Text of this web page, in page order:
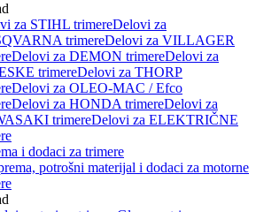
za STIHL trimereDelovi za
trimereDelovi za VILLAGER
Delovi za DEMON trimereDelovi za
trimereDelovi za THORP
Delovi za OLEO-MAC / Efco
Delovi za HONDA trimereDelovi za
trimereDelovi za ELEKTRIČNE
i dodaci za trimere